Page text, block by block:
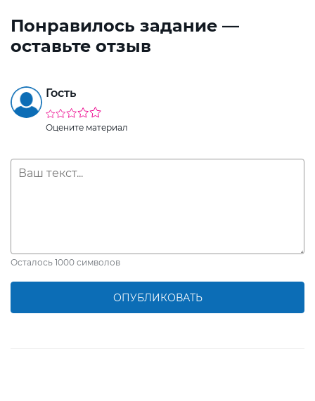
Понравилось задание —
оставьте отзыв
Гость
Оцените материал
Осталось 1000 символов
ОПУБЛИКОВАТЬ